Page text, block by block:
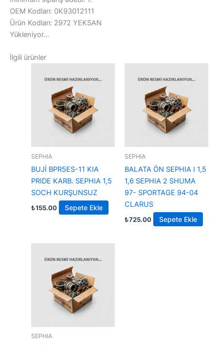
OEM Kodları: 0K93012111
Ürün Kodları: 2972 YEKSAN
Yükleniyor...
İlgili ürünler
SEPHIA
BUJİ BPR5ES-11 KIA
PRIDE KARB. SEPHIA 1,5
SOCH KURŞUNSUZ
₺155.00 Sepete Ekle
SEPHIA
BALATA ÖN SEPHIA I 1,5
1,6 SEPHIA 2 SHUMA
97- SPORTAGE 94-04
CLARUS
₺725.00 Sepete Ekle
SEPHIA